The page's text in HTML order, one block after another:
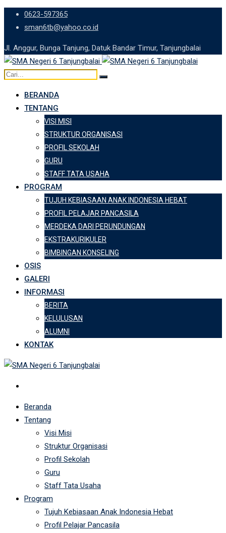
Skip
0623-597365
sman6tb@yahoo.co.id
Jl. Anggur, Bunga Tanjung, Datuk Bandar Timur, Tanjungbalai
BERANDA
TENTANG
VISI MISI
STRUKTUR ORGANISASI
PROFIL SEKOLAH
GURU
STAFF TATA USAHA
PROGRAM
TUJUH KEBIASAAN ANAK INDONESIA HEBAT
PROFIL PELAJAR PANCASILA
MERDEKA DARI PERUNDUNGAN
EKSTRAKURIKULER
BIMBINGAN KONSELING
OSIS
GALERI
INFORMASI
BERITA
KELULUSAN
ALUMNI
KONTAK
Beranda
Tentang
Visi Misi
Struktur Organisasi
Profil Sekolah
Guru
Staff Tata Usaha
Program
Tujuh Kebiasaan Anak Indonesia Hebat
Profil Pelajar Pancasila